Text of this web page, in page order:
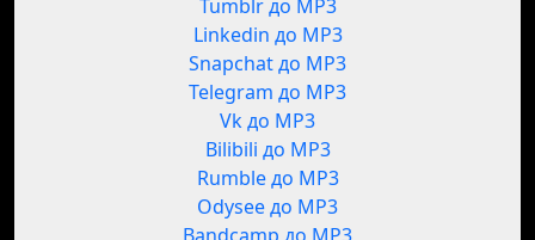
Tumblr до MP3
Linkedin до MP3
Snapchat до MP3
Telegram до MP3
Vk до MP3
Bilibili до MP3
Rumble до MP3
Odysee до MP3